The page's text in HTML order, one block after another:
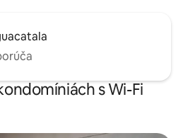
s Wi-Fi